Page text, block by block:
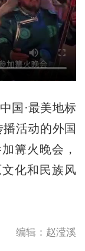
国·最美地标
活动的外国
篝火晚会，
化和民族风
编辑：赵滢溪